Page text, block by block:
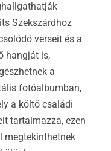
Szekszárdhoz
verseit és a
hangját is,
a
fotóalbumban,
a költő családi
tartalmazza, ezen
megtekinthetnek